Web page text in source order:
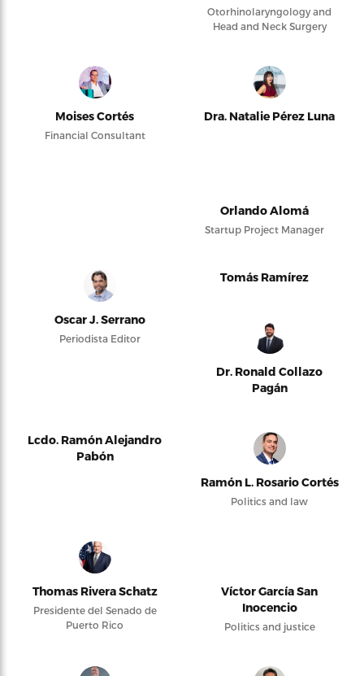
Otorhinolaryngology and
Head and Neck Surgery
Moises Cortés
Financial Consultant
Dra. Natalie Pérez Luna
Orlando Alomá
Startup Project Manager
Oscar J. Serrano
Periodista Editor
Tomás Ramírez
Dr. Ronald Collazo
Pagán
Lcdo. Ramón Alejandro
Pabón
Ramón L. Rosario Cortés
Politics and law
Thomas Rivera Schatz
Presidente del Senado de
Puerto Rico
Víctor García San
Inocencio
Politics and justice